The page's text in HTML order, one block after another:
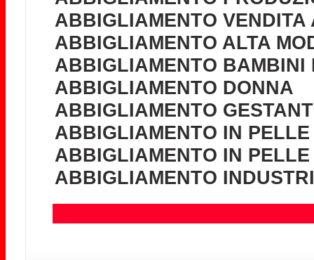
ABBIGLIAMENTO VENDITA
ABBIGLIAMENTO ALTA
ABBIGLIAMENTO BAMBINI
ABBIGLIAMENTO DONNA
ABBIGLIAMENTO
ABBIGLIAMENTO IN
ABBIGLIAMENTO IN
ABBIGLIAMENTO